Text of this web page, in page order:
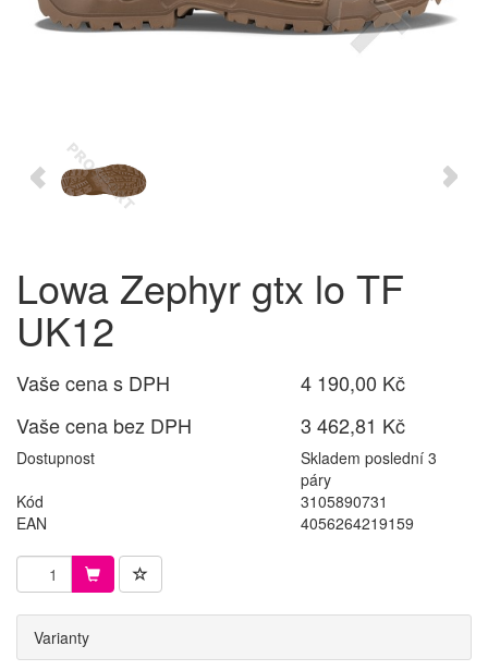
Lowa Zephyr gtx lo TF
UK12
Vaše cena s DPH
4 190,00 Kč
Vaše cena bez DPH
3 462,81 Kč
Dostupnost
Skladem poslední 3
páry
Kód
3105890731
EAN
4056264219159
Varianty